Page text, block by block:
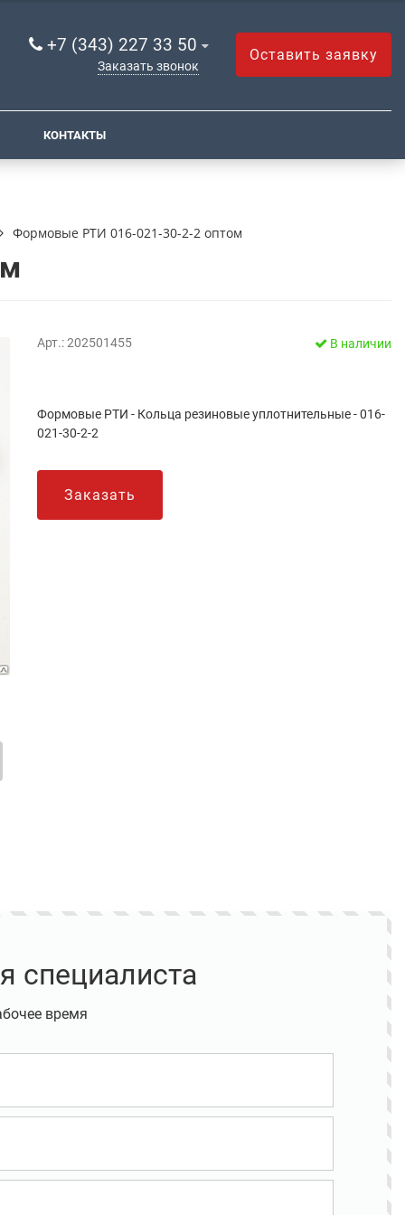
+7 (343) 227 33 50
Заказать звонок
Оставить заявку
КОНТАКТЫ
Формовые РТИ 016-021-30-2-2 оптом
Арт.: 202501455 В наличии
Формовые РТИ - Кольца резиновые уплотнительные - 016-
021-30-2-2
Заказать
специалиста
время